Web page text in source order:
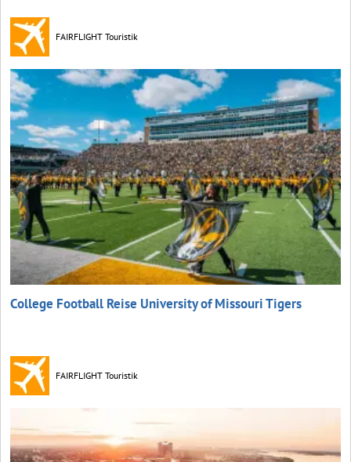
FAIRFLIGHT Touristik
College Football Reise University of Missouri Tigers
FAIRFLIGHT Touristik